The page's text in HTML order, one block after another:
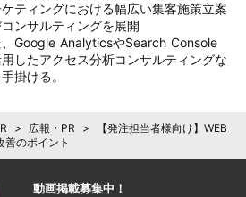
ティングにおける幅広い集客施策立案
ンサルティングを展開
、Google AnalyticsやSearch Console
したアクセス分析コンサルティングな
掛ける。
> 広報・PR >
【発注担当者様向け】WEB
善のポイント
動画掲載募集中！